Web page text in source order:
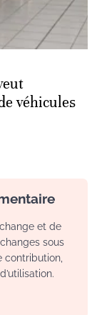
véhicules
et de
sous
contribution,